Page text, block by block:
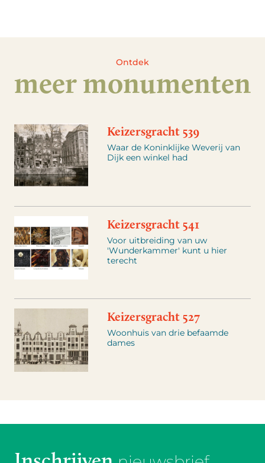
Ontdek
meer monumenten
Keizersgracht 539
Waar de Koninklijke Weverij van
Dijk een winkel had
Keizersgracht 541
Voor uitbreiding van uw
'Wunderkammer' kunt u hier
terecht
Keizersgracht 527
Woonhuis van drie befaamde
dames